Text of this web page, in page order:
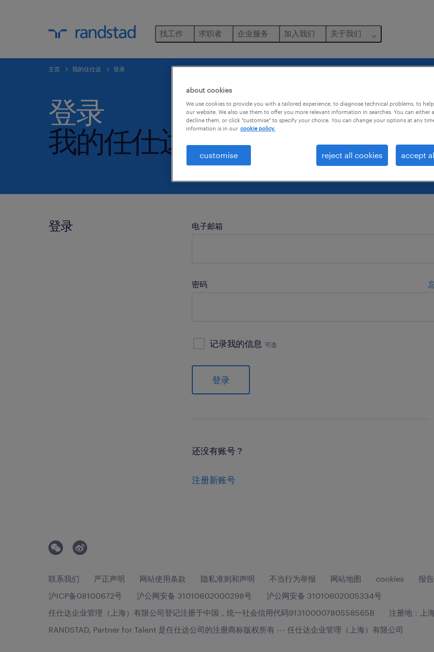
找工作 求职者 企业服务 加入我们 关于我们
主页 我的任仕达 登录
登录
我的任仕达.
登录 电子邮箱
密码
记录我的信息 可选
登录
还没有账号？
注册新账号
联系我们 严正声明 网站使用条款 隐私准则和声明 不当行为举报 网站地图 cookies
报
沪ICP备08100672号
沪公网安备 31010602000298号
沪公网安备 31010602005334号
任仕达企业管理（上海）有限公司登记注册于中国，统一社会信用代码91310000780558565B
注册地：上
RANDSTAD, Partner for Talent 是任仕达公司的注册商标版权所有 --- 任仕达企业管理（上海）有限公司
about cookies
We use cookies to provide you with a tailored experience, to diagnose technical problems, to
our website. We also use them to offer you more relevant information in searches. You can either
decline them, or click "customise" to specify your choice. You can change your options at any
information is in our cookie policy.
customise reject all cookies accept